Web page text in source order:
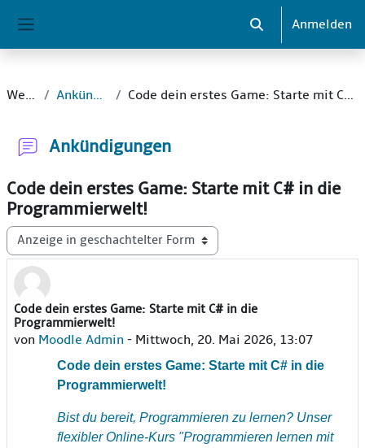
Sucheingabe
Anmelden
Website Ankündigungen Code dein erstes Game: Starte mit C# in die Programmierwelt!
Ankündigungen
Code dein erstes Game: Starte mit C# in die
Programmierwelt!
Anzeigemodus
Code dein erstes Game: Starte mit C# in die
Programmierwelt!
von Moodle Admin - Mittwoch, 20. Mai 2026, 13:07
Anzahl Antworten: 0
Code dein erstes Game: Starte mit C# in die
Programmierwelt!
Bist du bereit, Programmieren zu lernen? Unser
flexibler Online-Kurs "Programmieren lernen mit